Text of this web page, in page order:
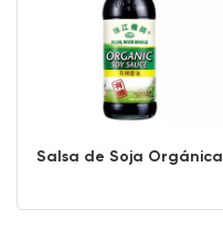
Salsa de Soja Orgánica